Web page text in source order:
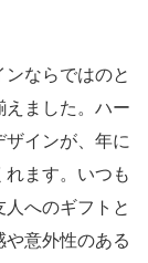
ならではのと
えました。ハー
ザインが、年に
ます。いつも
へのギフトと
や意外性のある